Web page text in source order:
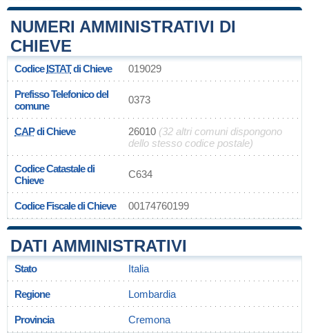
NUMERI AMMINISTRATIVI DI
CHIEVE
CodiceISTATdi Chieve 019029
Prefisso Telefonico del
comune
0373
CAPdi Chieve 26010 (32 altri comuni dispongono
dello stesso codice postale)
Codice Catastale di
Chieve
C634
Codice Fiscale di Chieve 00174760199
DATI AMMINISTRATIVI
Stato Italia
Regione Lombardia
Provincia Cremona